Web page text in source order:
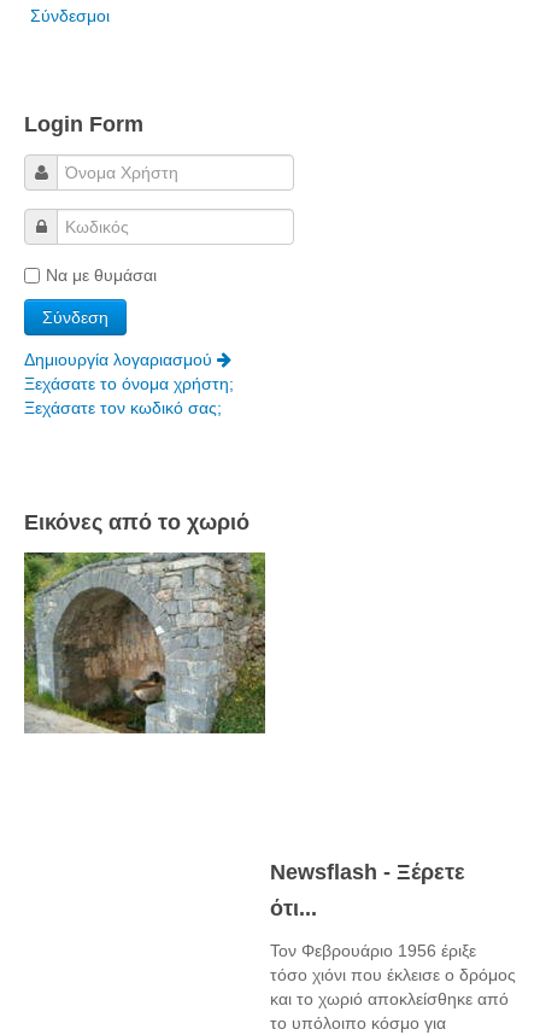
Σύνδεσμοι
Login Form
Να με θυμάσαι
Δημιουργία λογαριασμού
Ξεχάσατε το όνομα χρήστη;
Ξεχάσατε τον κωδικό σας;
Εικόνες από το χωριό
Newsflash - Ξέρετε
ότι...
Τον Φεβρουάριο 1956 έριξε
τόσο χιόνι που έκλεισε ο δρόμος
και το χωριό αποκλείσθηκε από
το υπόλοιπο κόσμο για